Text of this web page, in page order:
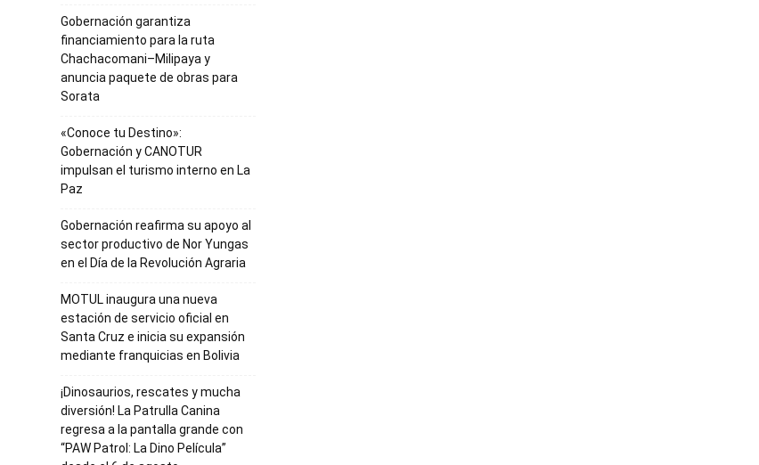
Gobernación garantiza
financiamiento para la ruta
Chachacomani–Milipaya y
anuncia paquete de obras para
Sorata
«Conoce tu Destino»:
Gobernación y CANOTUR
impulsan el turismo interno en La
Paz
Gobernación reafirma su apoyo al
sector productivo de Nor Yungas
en el Día de la Revolución Agraria
MOTUL inaugura una nueva
estación de servicio oficial en
Santa Cruz e inicia su expansión
mediante franquicias en Bolivia
¡Dinosaurios, rescates y mucha
diversión! La Patrulla Canina
regresa a la pantalla grande con
“PAW Patrol: La Dino Película”